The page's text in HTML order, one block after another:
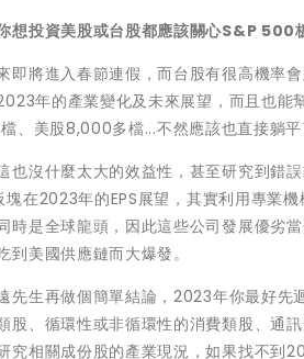
想投資美股或台股都應該關心S&P 500
即將進入春節連假，而台股有很高機率
年的產業變化及未來展望，而且也能
、美股8,000多檔...不然應該也直接躺平
也沒什麼太大的效益性，甚至研究到錯
塊在2023年的EPS展望，其實利用專業
時是全球龍頭，因此這些公司發展優劣
到美國供應鏈而大爆發。
先生再做個簡單結論，2023年你最好先
股、循環性或非循環性的消費類股、通
究相關成份股的產業現況，如果找不到